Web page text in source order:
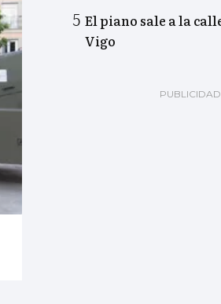
El piano sale a la
Vigo